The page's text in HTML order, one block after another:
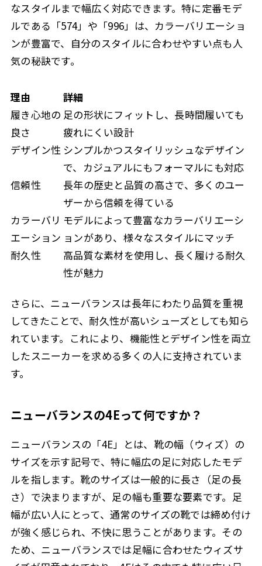
なスタイルまで幅広く対応できます。特に定番モデ
ルである「574」や「996」は、カラーバリエーショ
ンが豊富で、自分のスタイルに合わせやすい点も人
気の秘訣です。
理由
詳細
履き心地の
良さ
足の形状にフィットし、長時間履いても
疲れにくい設計
デザイン性 シンプルかつスタイリッシュなデザイン
で、カジュアルにもフォーマルにも対応
信頼性
長年の歴史と品質の高さで、多くのユー
ザーから信頼を得ている
カラーバリ
エーション
モデルによって豊富なカラーバリエーシ
ョンがあり、様々なスタイルにマッチ
耐久性
高品質な素材を使用し、長く履ける耐久
性が魅力
さらに、ニューバランスは長年にわたり品質を重視
してきたことで、耐久性が高いシューズとしても知ら
れています。これにより、機能性とデザイン性を両立
したスニーカーを求める多くの人に支持されていま
す。
ニューバランスの4Eって何ですか？
ニューバランスの「4E」とは、靴の幅（ウィズ）の
サイズを示す記号で、特に幅広の足に対応したモデ
ルを指します。靴のサイズは一般的に長さ（足の長
さ）で決まりますが、足の幅も重要な要素です。足
幅が広い人にとって、通常のサイズの靴では締め付け
が強く感じられ、不快に思うことがあります。その
ため、ニューバランスでは足幅に合わせたウィズサ